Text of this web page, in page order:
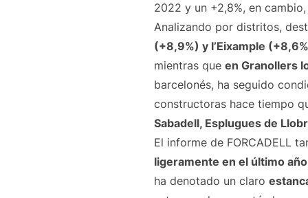
2022 y un +2,8%, en
Analizando por distritos,
(+8,9%) y l’Eixample
mientras que en Granollers
barcelonés, ha seguido
constructoras hace tiempo
Sabadell, Esplugues de
El informe de FORCADELL
ligeramente en el último
ha denotado un claro